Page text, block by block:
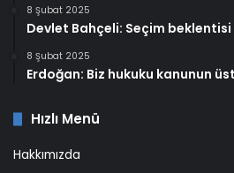
8 Şubat 2025
Devlet Bahçeli: Seçim
8 Şubat 2025
Erdoğan: Biz hukuku kanunun
Hızlı Menü
Hakkımızda